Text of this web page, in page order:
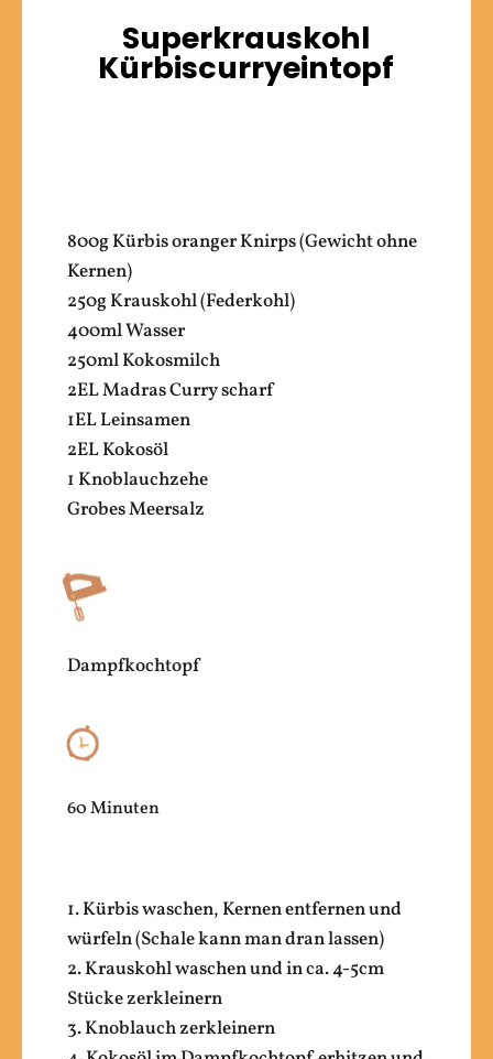
Superkrauskohl
Kürbiscurryeintopf
800g Kürbis oranger Knirps (Gewicht ohne
Kernen)
250g Krauskohl (Federkohl)
400ml Wasser
250ml Kokosmilch
2EL Madras Curry scharf
1EL Leinsamen
2EL Kokosöl
1 Knoblauchzehe
Grobes Meersalz
Dampfkochtopf
60 Minuten
1. Kürbis waschen, Kernen entfernen und
würfeln (Schale kann man dran lassen)
2. Krauskohl waschen und in ca. 4-5cm
Stücke zerkleinern
3. Knoblauch zerkleinern